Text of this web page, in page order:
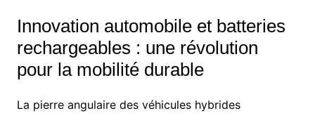
Innovation automobile et batteries
rechargeables : une révolution
pour la mobilité durable
La pierre angulaire des véhicules hybrides